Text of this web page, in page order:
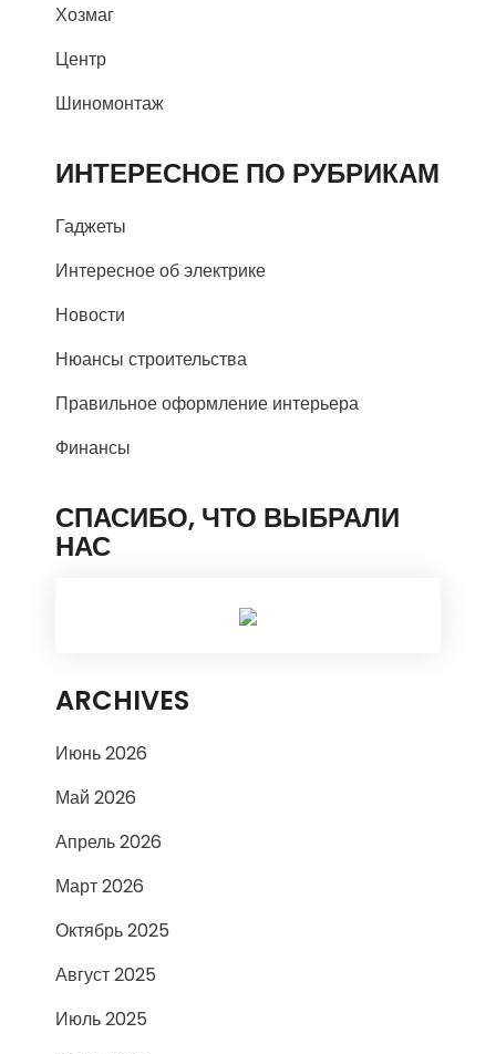
Хозмаг
Центр
Шиномонтаж
ИНТЕРЕСНОЕ ПО РУБРИКАМ
Гаджеты
Интересное об электрике
Новости
Нюансы строительства
Правильное оформление интерьера
Финансы
СПАСИБО, ЧТО ВЫБРАЛИ
НАС
ARCHIVES
Июнь 2026
Май 2026
Апрель 2026
Март 2026
Октябрь 2025
Август 2025
Июль 2025